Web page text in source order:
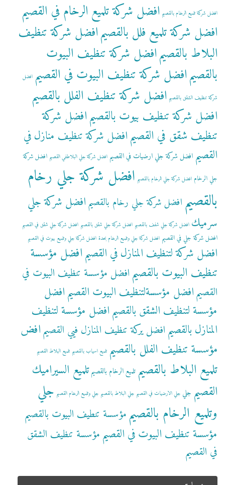
افضل شركة تلميع الرخام بالقصيم افضل شركة تلميع الرخام في القصيم
افضل شركة تلميع فلل بالقصيمافضل شركة تنظيف
البلاط بالقصيمافضل شركة تنظيف البيوت
بالقصيمافضل شركة تنظيف البيوت في القصيم افضل
شركة تنظيف الشقق بالقصيم افضل شركة تنظيف الفلل بالقصيم
افضل شركة تنظيف بيوت بالقصيمافضل شركة
تنظيف شقق في القصيمافضل شركة تنظيف منازل في
القصيم افضل شركة جلي ارضيات في القصيم افضل شركة جلي البلاطفي القصيم افضل شركة
جلي الرخام افضل شركة جلي الرخام بالقصيم افضل شركة جلي رخام
بالقصيم افضل شركة جلي رخام بالقصيمافضل شركة جلي
سرميك افضل شركة جلي شفف بالقصيم افضل شركة جلي شقق بالقصيم افضل شركة جلي شقق في القصيم
افضل شركة جلي في القصيم افضل شركة جلي وتلميع الرخام بحدة افضل شركة جلي وتلميع بيوت في القصيم
افضل شركة لتنظيف المنازل في القصيمافضل مؤسسة
تنظيف البيوت بالقصيمافضل مؤسسة تنظيف البيوت في
القصيمافضل مؤسسةلتنظيف البيوت القصيمافضل
مؤسسة لتنظيف الشقق بالقصيمافضل مؤسسة لتنظيف
المنازل بالقصيمافضل يركة تنظيف المنازل فيي القصيمافض
مؤسسة تنظيف الفلل بالقصيم تلميع اسياب بالقصيم تلميع البلاط القصيم
تلميع البلاط بالقصيم تلميع الرخام بالقصيمتلميع السيراميك
القصيم جلي جلي الارضيات في القصيم جلي البلاط بالقصيم جلي وتلميع الرخام القصيم جلي
وتلميع الرخام بالقصيممؤسسة تنطيف البيوت بالقصيم
مؤسسة تنظيف البيوت في القصيممؤسسة تنظيف الشقق
في القصيم